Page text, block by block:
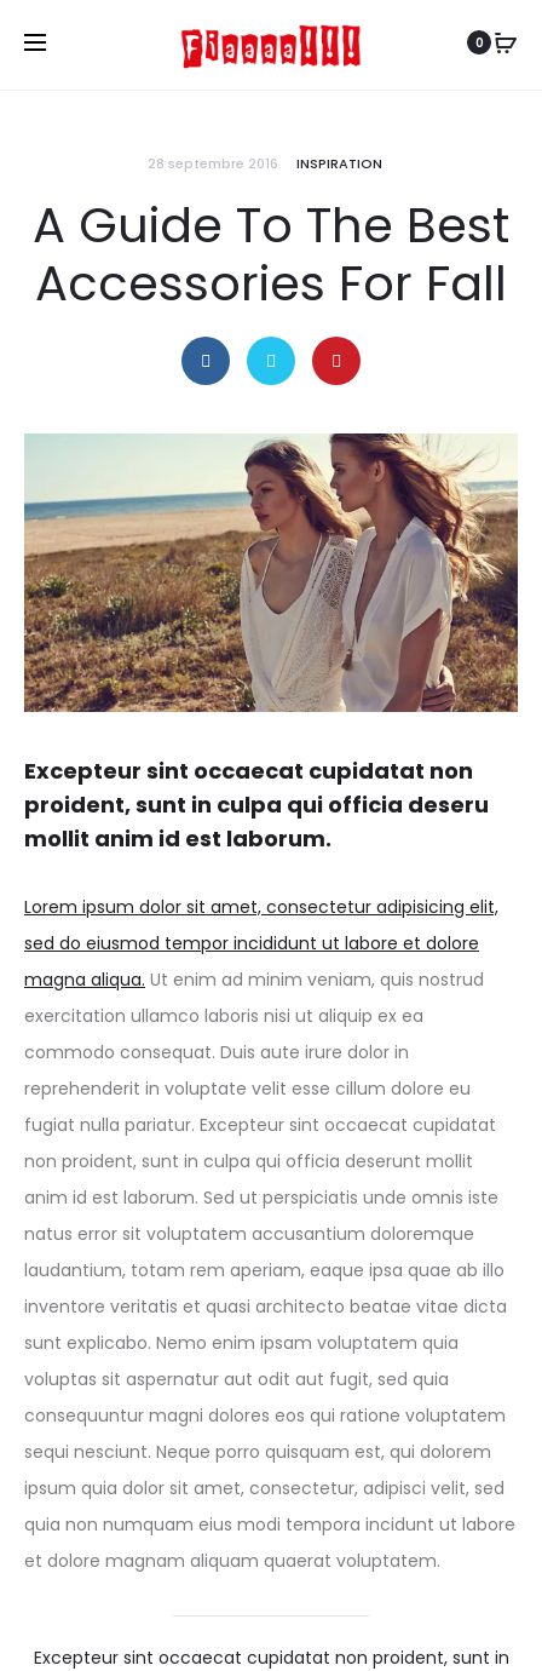
0
28 septembre 2016 INSPIRATION
A Guide To The Best
Accessories For Fall
Excepteur sint occaecat cupidatat non
proident, sunt in culpa qui officia deseru
mollit anim id est laborum.
Lorem ipsum dolor sit amet, consectetur adipisicing elit,
sed do eiusmod tempor incididunt ut labore et dolore
magna aliqua. Ut enim ad minim veniam, quis nostrud
exercitation ullamco laboris nisi ut aliquip ex ea
commodo consequat. Duis aute irure dolor in
reprehenderit in voluptate velit esse cillum dolore eu
fugiat nulla pariatur. Excepteur sint occaecat cupidatat
non proident, sunt in culpa qui officia deserunt mollit
anim id est laborum. Sed ut perspiciatis unde omnis iste
natus error sit voluptatem accusantium doloremque
laudantium, totam rem aperiam, eaque ipsa quae ab illo
inventore veritatis et quasi architecto beatae vitae dicta
sunt explicabo. Nemo enim ipsam voluptatem quia
voluptas sit aspernatur aut odit aut fugit, sed quia
consequuntur magni dolores eos qui ratione voluptatem
sequi nesciunt. Neque porro quisquam est, qui dolorem
ipsum quia dolor sit amet, consectetur, adipisci velit, sed
quia non numquam eius modi tempora incidunt ut labore
et dolore magnam aliquam quaerat voluptatem.
Excepteur sint occaecat cupidatat non proident, sunt in